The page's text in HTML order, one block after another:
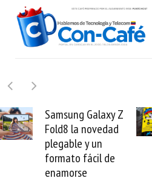
Cashea levanta 100
millones de dólares y
valida el crédito del
venezolano ante el
mundo